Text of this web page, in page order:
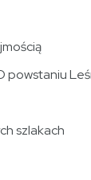
powstaniu
szlakach